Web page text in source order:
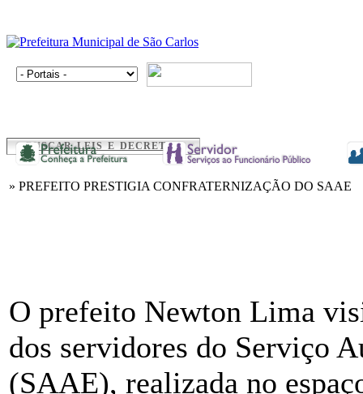
BUSCAR LEIS E DECRETOS
» PREFEITO PRESTIGIA CONFRATERNIZAÇÃO DO SAAE
O prefeito Newton Lima
dos servidores do Serviço
(SAAE), realizada no